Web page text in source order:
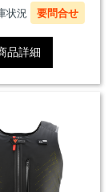
状況 要問合せ
品詳細